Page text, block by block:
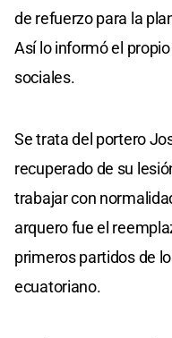
de refuerzo para la
Así lo informó el
sociales.
Se trata del portero
recuperado de su
trabajar con
arquero fue el
primeros partidos de
ecuatoriano.